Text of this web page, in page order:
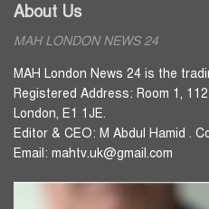
About Us
MAH LONDON NEWS 24
MAH London News 24 is the
Registered Address: Room 1,
London, E1 1JE.
Editor & CEO: M Abdul Hamid .
Email: mahtv.uk@gmail.com